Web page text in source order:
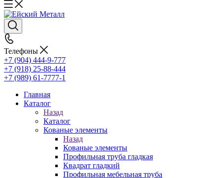
Телефоны
+7 (904) 444-9-777
+7 (918) 25-88-444
+7 (989) 61-7777-1
Главная
Каталог
Назад
Каталог
Кованые элементы
Назад
Кованые элементы
Профильная труба гладкая
Квадрат гладкий
Профильная мебельная труба